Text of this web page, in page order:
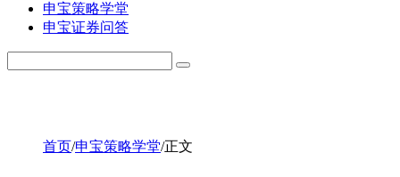
申宝策略学堂
申宝证券问答
首页/申宝策略学堂/正文